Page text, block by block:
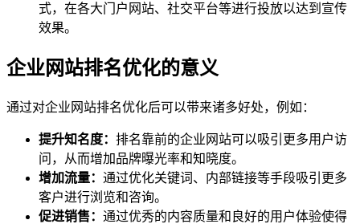
式，在各大门户网站、社交平台等进行投放以达到宣传
效果。
企业网站排名优化的意义
通过对企业网站排名优化后可以带来诸多好处，例如：
提升知名度： 排名靠前的企业网站可以吸引更多用户访
问，从而增加品牌曝光率和知晓度。
增加流量： 通过优化关键词、内部链接等手段吸引更多
客户进行浏览和咨询。
促进销售： 通过优秀的内容质量和良好的用户体验使得